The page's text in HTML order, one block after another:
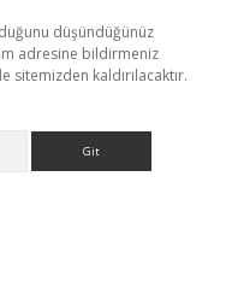
düşündüğünüz
adresine bildirmeniz
kaldırılacaktır.